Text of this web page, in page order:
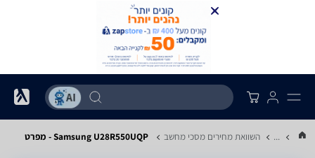
... השוואת מחירים מסכי מחשב Samsung U28R550UQP - מפרט